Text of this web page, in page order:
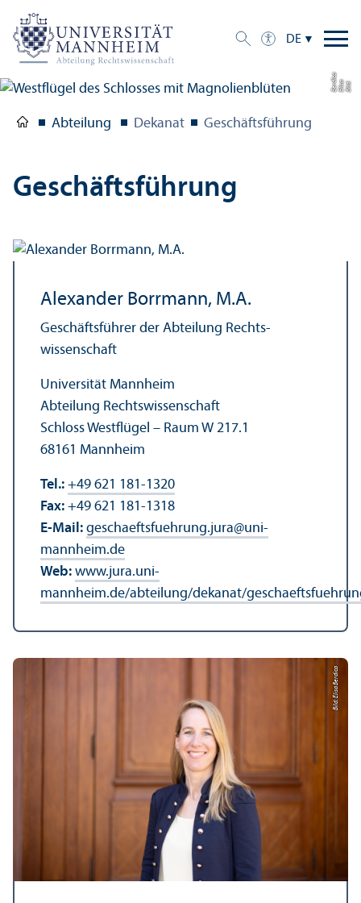
DE
Bil
d:
Eli
s
a
B
e
r
dic
a
Abteilung Dekanat Geschäfts­führung
Geschäfts­führung
Alexander Borrmann, M.A.
Geschäfts­führer der Abteilung Rechts­
wissenschaft
Universität Mannheim
Abteilung Rechts­wissenschaft
Schloss Westflügel – Raum W 217.1
68161 Mannheim
Tel.: +49 621 181-1320
Fax: +49 621 181-1318
E-Mail: geschaeftsfuehrung.jura@uni-
mannheim.de
Web: www.jura.uni-
mannheim.de/abteilung/dekanat/
Bild: Elisa Berdica